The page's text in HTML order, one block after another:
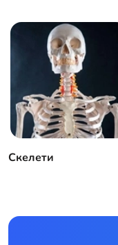
Скелети